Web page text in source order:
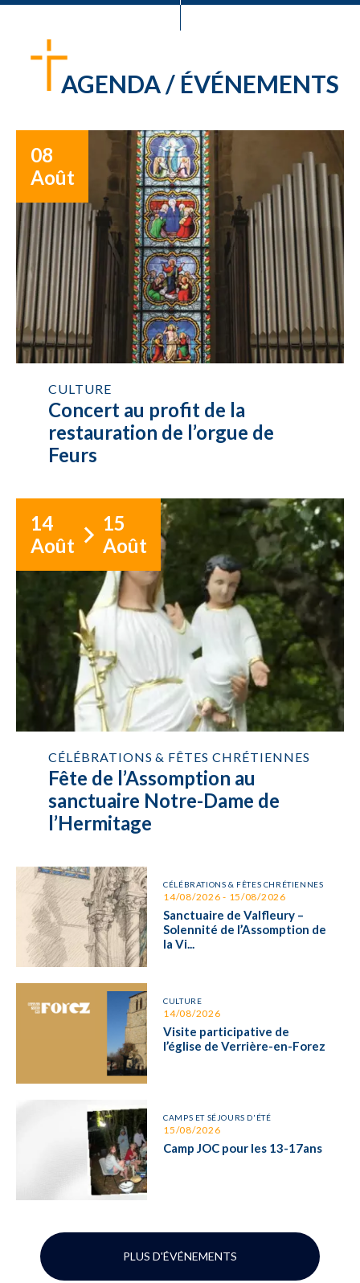
AGENDA / ÉVÉNEMENTS
PLUS D'ÉVÉNEMENTS
08
Août
CULTURE
Concert au profit de la
restauration de l’orgue de
Feurs
14
Août
15
Août
CÉLÉBRATIONS & FÊTES CHRÉTIENNES
Fête de l’Assomption au
sanctuaire Notre-Dame de
l’Hermitage
CÉLÉBRATIONS & FÊTES CHRÉTIENNES
14/08/2026 - 15/08/2026
Sanctuaire de Valfleury –
Solennité de l’Assomption de
la Vi...
CULTURE
14/08/2026
Visite participative de
l’église de Verrière-en-Forez
CAMPS ET SÉJOURS D'ÉTÉ
15/08/2026
Camp JOC pour les 13-17ans